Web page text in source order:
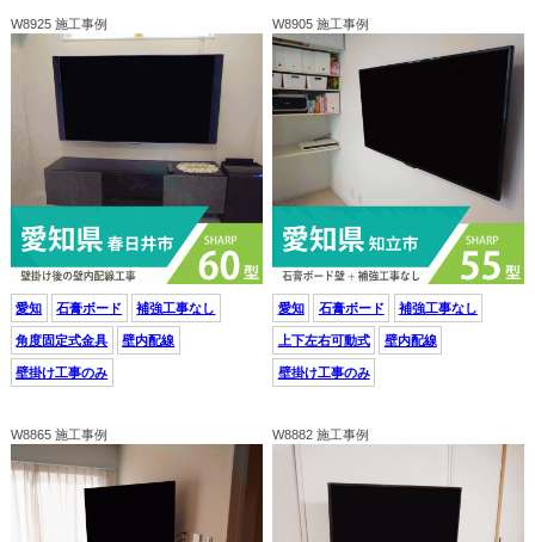
W8925 施工事例
愛知 石膏ボード 補強工事なし
角度固定式金具 壁内配線
壁掛け工事のみ
W8905 施工事例
愛知 石膏ボード 補強工事なし
上下左右可動式 壁内配線
壁掛け工事のみ
W8865 施工事例 W8882 施工事例